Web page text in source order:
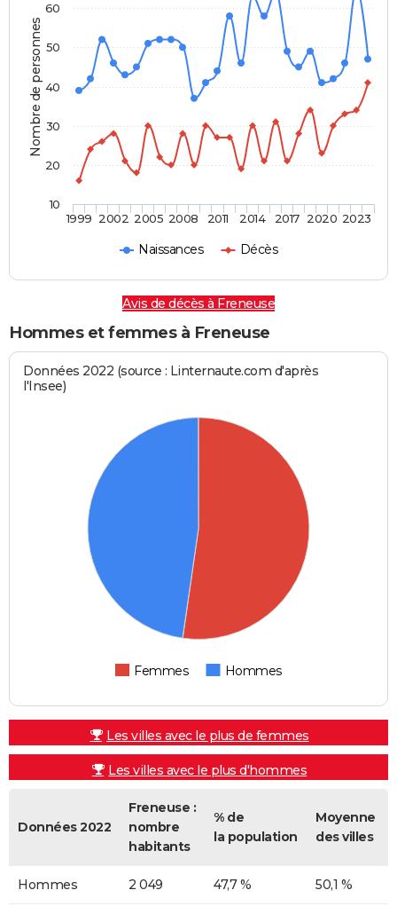
Nombre de personnes
Naissances Décès
1999 2002 2005 2008 2011 2014 2017 2020 2023
10
20
30
40
50
60
Avis de décès à Freneuse
Hommes et femmes à Freneuse
Données 2022 (source : Linternaute.com d'après
l'Insee)
Femmes Hommes
Les villes avec le plus de femmes
Les villes avec le plus d'hommes
Données 2022
Freneuse :
nombre
habitants
% de
la population
Moyenne
des villes
Hommes 2 049 47,7 % 50,1 %